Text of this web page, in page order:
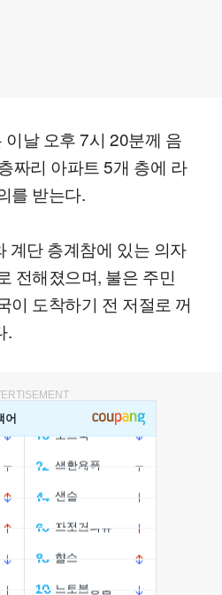
날 오후 7시 20분께 음
짜리 아파트 5개 층에 라
를 받는다.
계단 층계참에 있는 의자
전해졌으며, 불은 주민
이 도착하기 전 저절로 꺼
.